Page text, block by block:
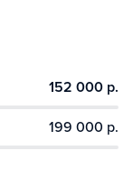
152 000 р.
199 000 р.